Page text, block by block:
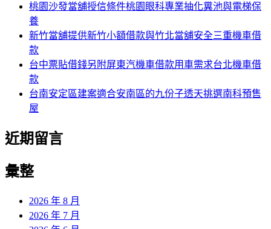
桃園沙發當舖授信條件桃園眼科專業抽化糞池與電梯保
養
新竹當舖提供新竹小額借款與竹北當舖安全三重機車借
款
台中票貼借錢另附屏東汽機車借款用車需求台北機車借
款
台南安定區建案適合安南區的九份子透天挑選南科預售
屋
近期留言
彙整
2026 年 8 月
2026 年 7 月